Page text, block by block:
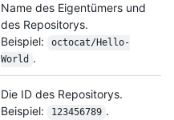
Name des Eigentümers und
des Repositorys.
Beispiel:
octocat/Hello-
World .
Die ID des Repositorys.
Beispiel:
123456789 .